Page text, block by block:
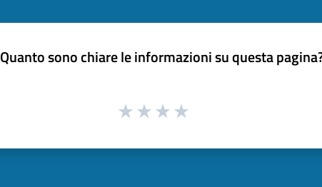
Quanto sono chiare le informazioni su questa